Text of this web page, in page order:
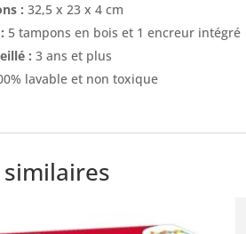
: 32,5 x 23 x 4 cm
5 tampons en bois et 1 encreur intégré
: 3 ans et plus
lavable et non toxique